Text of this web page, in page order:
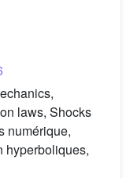
laws, Shocks
numérique,
hyperboliques,